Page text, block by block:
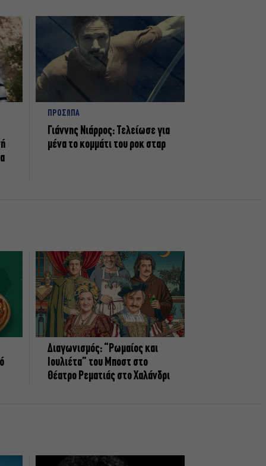
ΠΡΟΣΩΠΑ
Γιάννης Νιάρρος: Τελείωσε για
μένα το κομμάτι του ροκ σταρ
Διαγωνισμός: “Ρωμαίος και
Ιουλιέτα” του Μποστ στο
Θέατρο Ρεματιάς στο Χαλάνδρι